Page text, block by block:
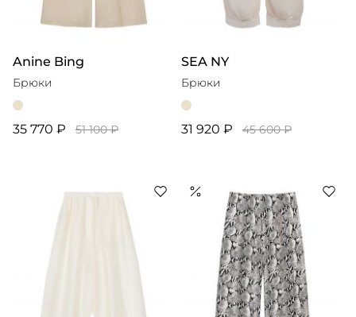
Anine Bing
Брюки
35 770 ₽ 51 100 ₽
SEA NY
Брюки
31 920 ₽ 45 600 ₽